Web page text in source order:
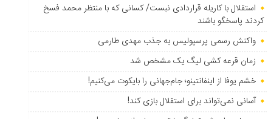
استقلال با کاریله قراردادی نبست/ کسانی که با منتظر محمد فسخ
کردند پاسخگو باشند
واکنش رسمی پرسپولیس به جذب مهدی طارمی
زمان قرعه کشی لیگ یک مشخص شد
خشم یوفا از اینفانتینو؛ جام‌جهانی را بایکوت می‌کنیم!
آسانی نمی‌تواند برای استقلال بازی کند!